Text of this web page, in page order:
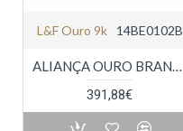
L&f Ouro 9k 14BE0102B
ALIANÇA OURO BRANCO 9K
391,88€